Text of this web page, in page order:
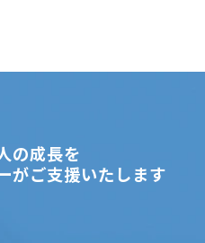
の成長を
がご支援いたします